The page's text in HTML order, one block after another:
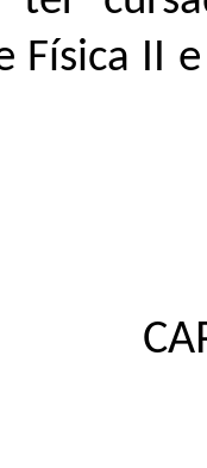
Física II